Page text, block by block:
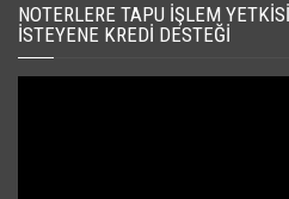
NOTERLERE TAPU İŞLEM
İSTEYENE KREDI DESTEĞI